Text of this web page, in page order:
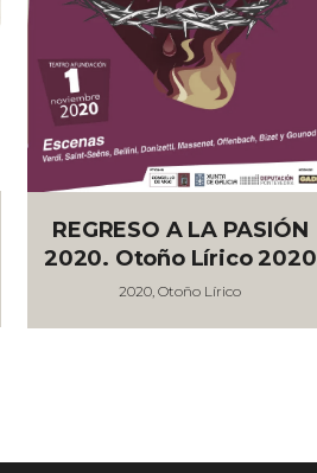
REGRESO A LA PASIÓN
2020. Otoño Lírico 2020
2020, Otoño Lírico